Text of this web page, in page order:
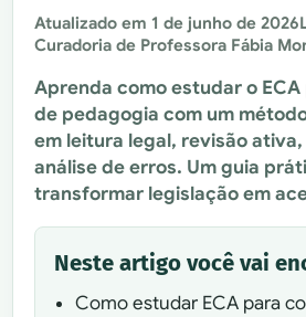
Atualizado em1 de junho de 2026
Curadoria de Professora Fábia
Aprenda como estudar o
de pedagogia com um
em leitura legal, revisão
análise de erros. Um guia
transformar legislação em
Neste artigo você vai
Como estudar ECA para